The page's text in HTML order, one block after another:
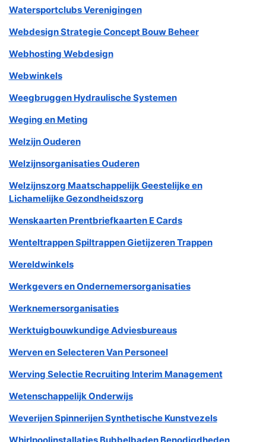
Watersportclubs Verenigingen
Webdesign Strategie Concept Bouw Beheer
Webhosting Webdesign
Webwinkels
Weegbruggen Hydraulische Systemen
Weging en Meting
Welzijn Ouderen
Welzijnsorganisaties Ouderen
Welzijnszorg Maatschappelijk Geestelijke en
Lichamelijke Gezondheidszorg
Wenskaarten Prentbriefkaarten E Cards
Wenteltrappen Spiltrappen Gietijzeren Trappen
Wereldwinkels
Werkgevers en Ondernemersorganisaties
Werknemersorganisaties
Werktuigbouwkundige Adviesbureaus
Werven en Selecteren Van Personeel
Werving Selectie Recruiting Interim Management
Wetenschappelijk Onderwijs
Weverijen Spinnerijen Synthetische Kunstvezels